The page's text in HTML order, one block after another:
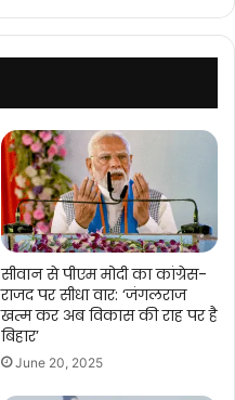
सीवान से पीएम मोदी का कांग्रेस-
राजद पर सीधा वार: ‘जंगलराज
खत्म कर अब विकास की राह पर है
बिहार’
June 20, 2025